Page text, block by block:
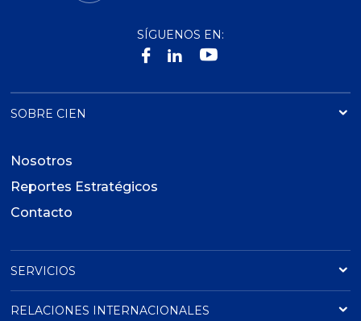
SÍGUENOS EN:
SOBRE CIEN
Nosotros
Reportes Estratégicos
Contacto
SERVICIOS
RELACIONES INTERNACIONALES